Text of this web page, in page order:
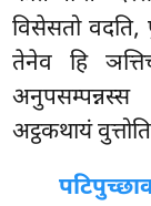
विसेसतो वदति,
तेनेव हि
अनुपसम्पन्नस्स
अट्ठकथायं